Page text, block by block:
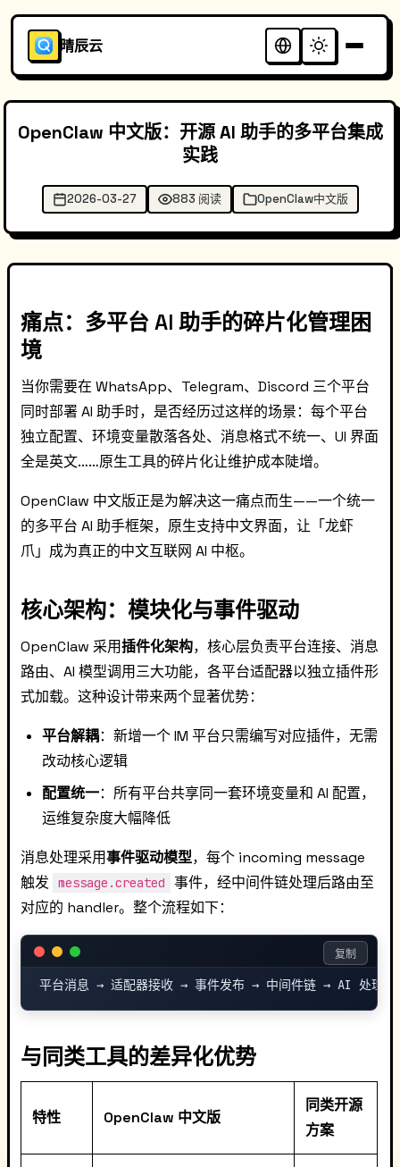
晴辰云
OpenClaw 中文版：开源 AI 助手的多平台集成
实践
2026-03-27 883 阅读 OpenClaw中文版
痛点：多平台 AI 助手的碎片化管理困
境
当你需要在 WhatsApp、Telegram、Discord 三个平台
同时部署 AI 助手时，是否经历过这样的场景：每个平台
独立配置、环境变量散落各处、消息格式不统一、UI 界面
全是英文……原生工具的碎片化让维护成本陡增。
OpenClaw 中文版正是为解决这一痛点而生——一个统一
的多平台 AI 助手框架，原生支持中文界面，让「龙虾
爪」成为真正的中文互联网 AI 中枢。
核心架构：模块化与事件驱动
OpenClaw 采用插件化架构，核心层负责平台连接、消息
路由、AI 模型调用三大功能，各平台适配器以独立插件形
式加载。这种设计带来两个显著优势：
平台解耦：新增一个 IM 平台只需编写对应插件，无需
改动核心逻辑
配置统一：所有平台共享同一套环境变量和 AI 配置，
运维复杂度大幅降低
消息处理采用事件驱动模型，每个 incoming message
触发
message.created
事件，经中间件链处理后路由至
对应的 handler。整个流程如下：
复制
与同类工具的差异化优势
特性 OpenClaw 中文版
同类开源
方案